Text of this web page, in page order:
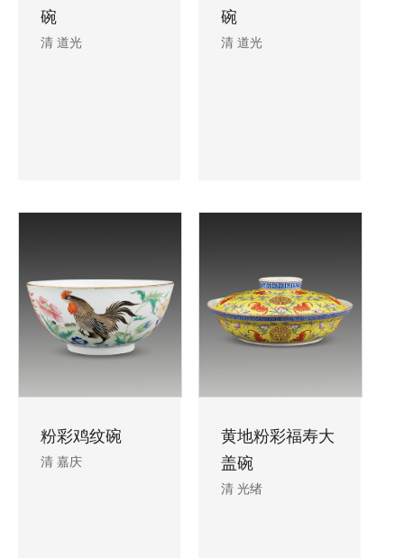
碗
清 道光
碗
清 道光
粉彩鸡纹碗
清 嘉庆
黄地粉彩福寿大
盖碗
清 光绪